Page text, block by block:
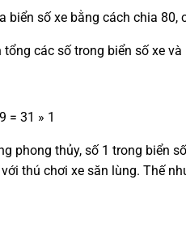
biển số xe bằng cách chia
các số trong biển số xe
= 31 » 1
phong thủy, số 1 trong biển
thú chơi xe săn lùng. Thế